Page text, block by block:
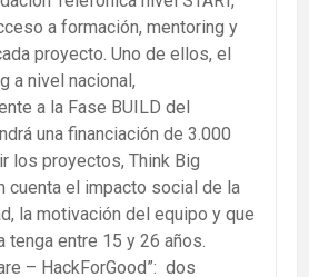
a formación, mentoring y
proyecto. Uno de ellos, el
a nivel nacional,
a la Fase BUILD del
una financiación de 3.000
los proyectos, Think Big
cuenta el impacto social de la
la motivación del equipo y que
tenga entre 15 y 26 años.
– HackForGood”: dos